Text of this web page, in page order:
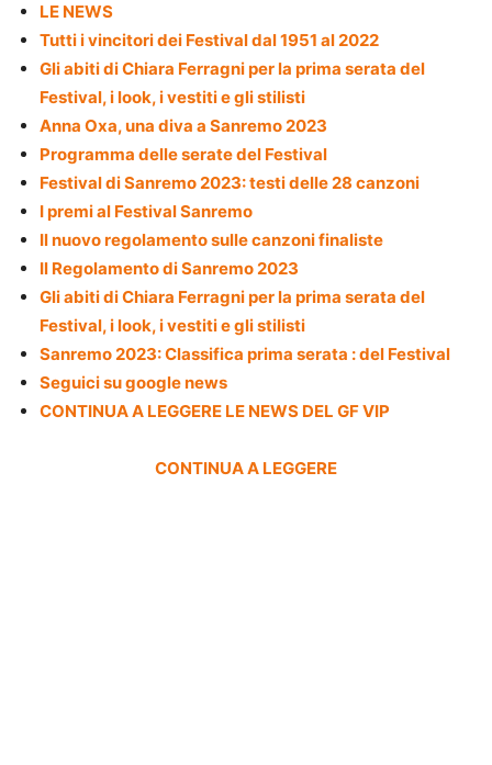
LE NEWS
Tutti i vincitori dei Festival dal 1951 al 2022
Gli abiti di Chiara Ferragni per la prima serata del
Festival, i look, i vestiti e gli stilisti
Anna Oxa, una diva a Sanremo 2023
Programma delle serate del Festival
Festival di Sanremo 2023: testi delle 28 canzoni
I premi al Festival Sanremo
Il nuovo regolamento sulle canzoni finaliste
Il Regolamento di Sanremo 2023
Gli abiti di Chiara Ferragni per la prima serata del
Festival, i look, i vestiti e gli stilisti
Sanremo 2023: Classifica prima serata : del Festival
Seguici su google news
CONTINUA A LEGGERE LE NEWS DEL GF VIP
CONTINUA A LEGGERE